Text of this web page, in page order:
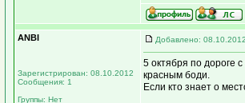
ANBI
Зарегистрирован: 08.10.2012
Сообщения: 1
Группы: Нет
Добавлено:
5 октября по дороге
красным боди.
Если кто знает о